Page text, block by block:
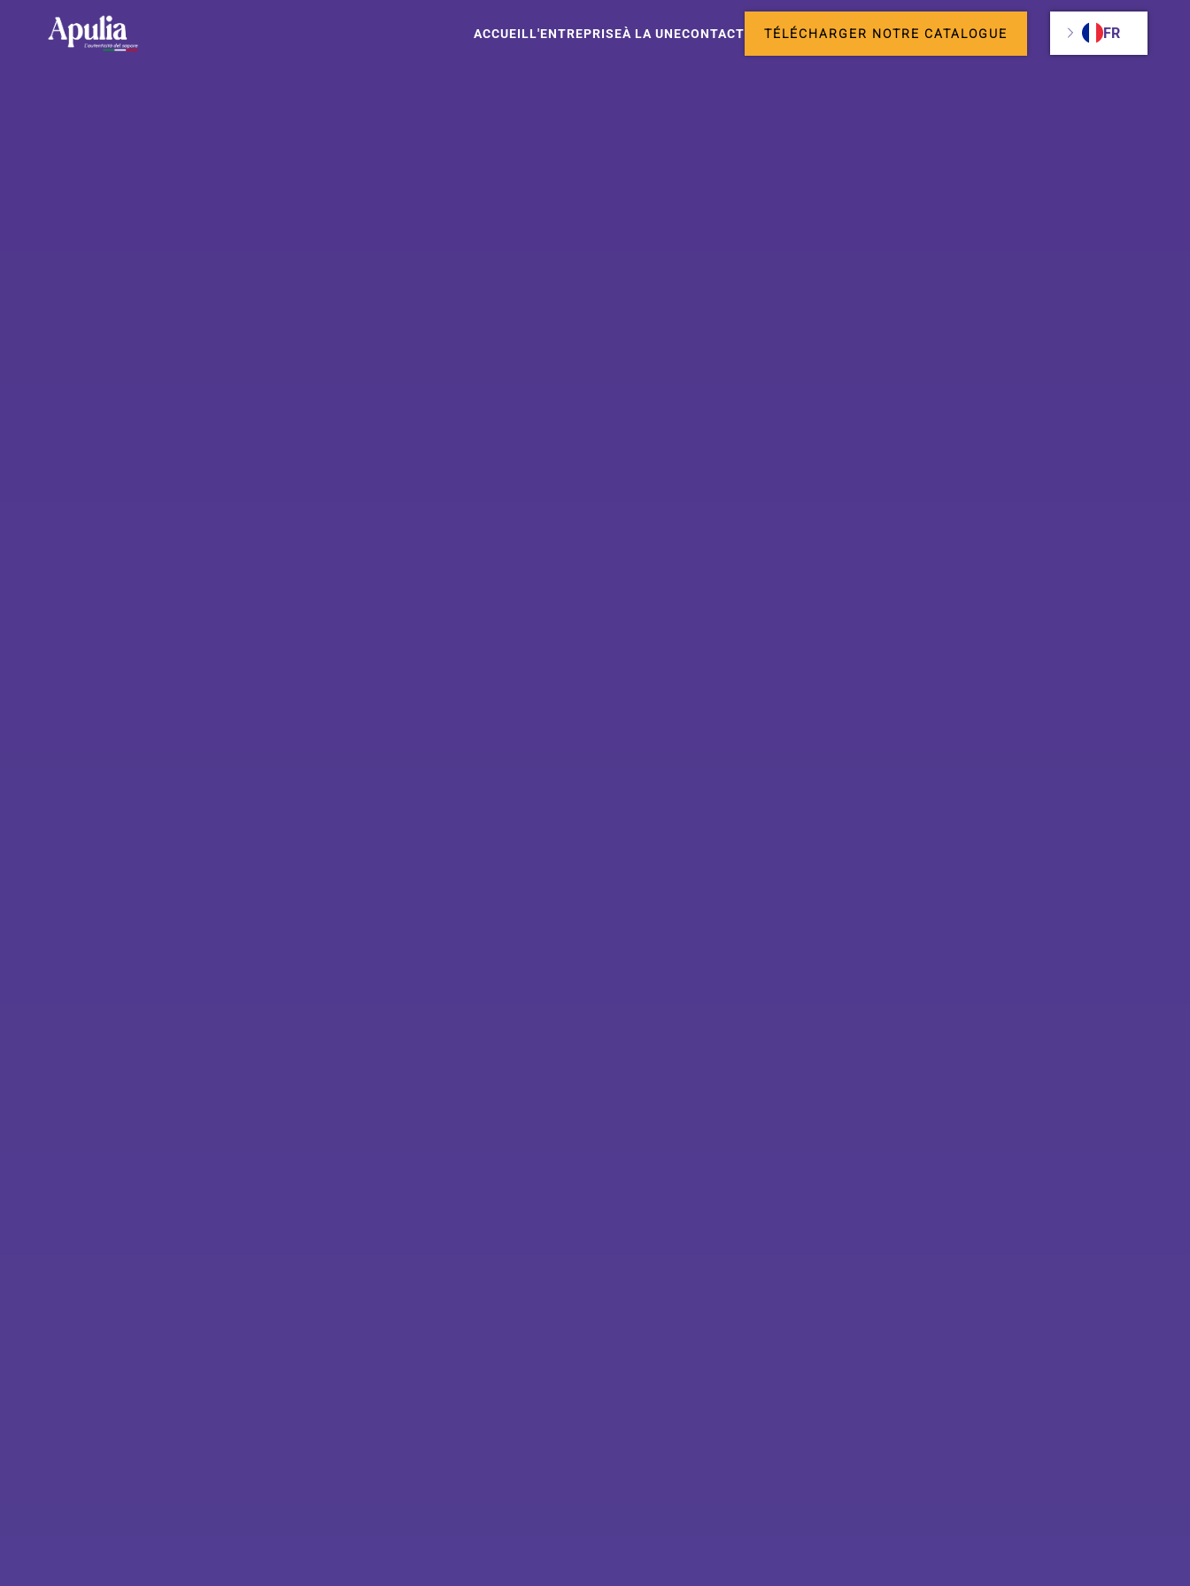
FR
ACCUEILL'ENTREPRISEÀ LA UNECONTACT TÉLÉCHARGER NOTRE CATALOGUE